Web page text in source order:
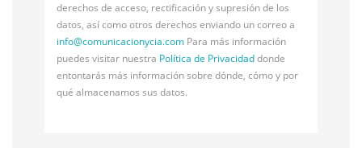
derechos de acceso, rectificación y supresión de los
datos, así como otros derechos enviando un correo a
info@comunicacionycia.com Para más información
puedes visitar nuestra Política de Privacidaddonde
entontarás más información sobre dónde, cómo y por
qué almacenamos sus datos.